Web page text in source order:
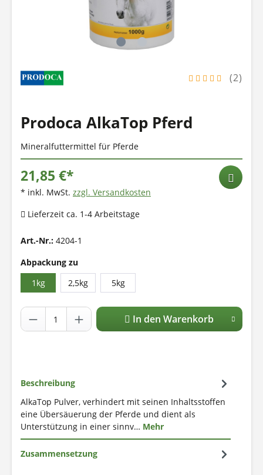
(2)
Prodoca AlkaTop Pferd
Mineralfuttermittel für Pferde
21,85 €*
* inkl. MwSt. zzgl. Versandkosten
Lieferzeit ca. 1-4 Arbeitstage
Art.-Nr.: 4204-1
Abpackung zu
1kg
2,5kg 5kg
In den Warenkorb
Beschreibung
AlkaTop Pulver, verhindert mit seinen Inhaltsstoffen
eine Übersäuerung der Pferde und dient als
Unterstützung in einer sinnv… Mehr
Zusammensetzung